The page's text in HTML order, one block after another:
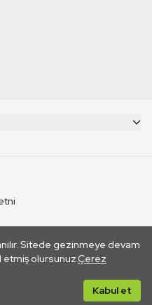
Sitede gezinmeye devam
etmiş olursunuz.Çerez
Kabul et
yoluyla gidilen dış